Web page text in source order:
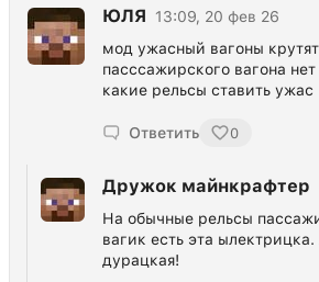
ЮЛЯ
13:09, 20 фев 26
мод ужасный вагоны
пасссажирского вагона нет
какие рельсы ставить ужас
Ответить 0
Дружок майнкрафтер
На обычные рельсы
вагик есть эта
дурацкая!